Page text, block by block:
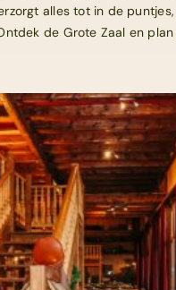
alles tot in de
de Grote Zaal en